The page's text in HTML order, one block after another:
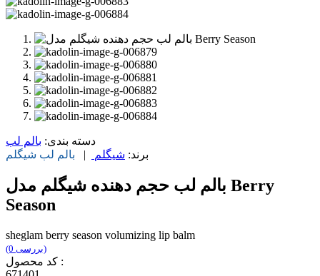
دسته بندی: بالم لب
برند: شیگلم | بالم لب شیگلم
بالم لب حجم دهنده شیگلم مدل Berry
Season
sheglam berry season volumizing lip balm
(0 بررسی)
کد محصول :